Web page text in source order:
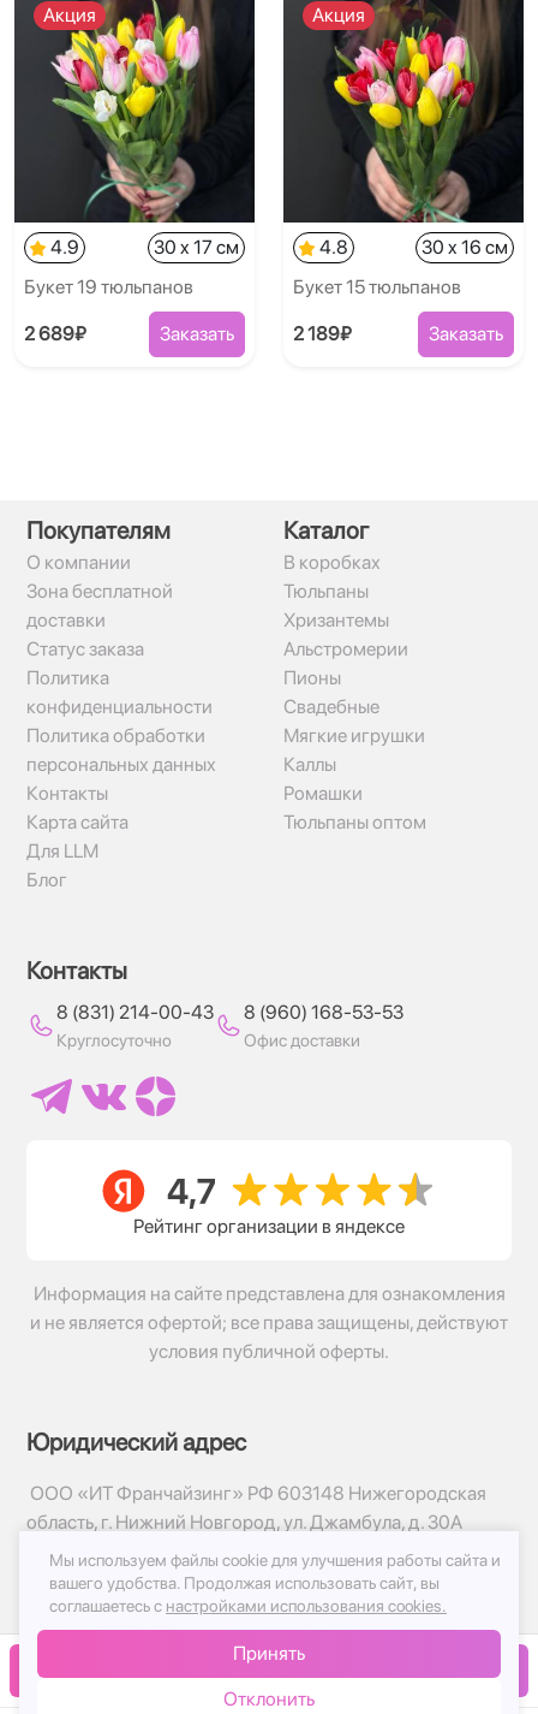
В корзину
Акция
4.9
30 x 17 см
Букет 19 тюльпанов
2 689₽ Заказать
Акция
4.8
30 x 16 см
Букет 15 тюльпанов
2 189₽ Заказать
Покупателям
О компании
Зона бесплатной
доставки
Статус заказа
Политика
конфиденциальности
Политика обработки
персональных данных
Контакты
Карта сайта
Для LLM
Блог
Каталог
В коробках
Тюльпаны
Хризантемы
Альстромерии
Пионы
Свадебные
Мягкие игрушки
Каллы
Ромашки
Тюльпаны оптом
Контакты
8 (831) 214-00-43
Круглосуточно
8 (960) 168-53-53
Офис доставки
Рейтинг организации в яндексе
Информация на сайте представлена для ознакомления
и не является офертой; все права защищены, действуют
условия публичной оферты.
Юридический адрес
ООО «ИТ Франчайзинг» РФ 603148 Нижегородская
область, г. Нижний Новгород, ул. Джамбула, д. 30А
© 2017-2026г, База Цветов 24.ру
Политика конфиденциальности
Публичная оферта
Мы используем файлы cookie для улучшения работы сайта и
вашего удобства. Продолжая использовать сайт, вы
соглашаетесь с настройками использования cookies.
Принять
Отклонить